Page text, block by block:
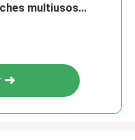
multiusos